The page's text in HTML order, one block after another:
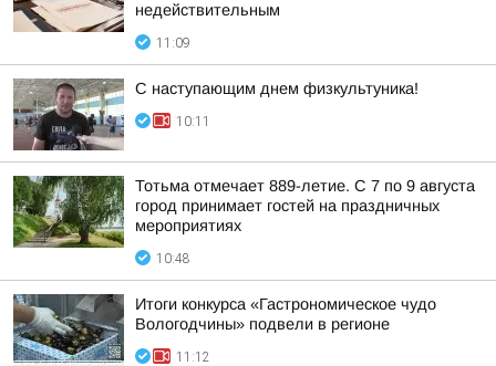
недействительным
11:09
С наступающим днем физкультуника!
10:11
Тотьма отмечает 889-летие. С 7 по 9 августа
город принимает гостей на праздничных
мероприятиях
10:48
Итоги конкурса «Гастрономическое чудо
Вологодчины» подвели в регионе
11:12